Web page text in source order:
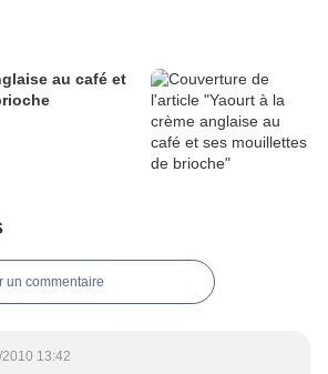
au café et
un commentaire
13:42